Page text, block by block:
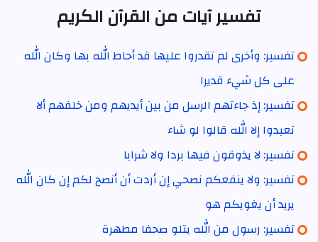
تفسير آيات من القرآن الكريم
تفسير: وأخرى لم تقدروا عليها قد أحاط الله بها وكان الله
على كل شيء قديرا
تفسير: إذ جاءتهم الرسل من بين أيديهم ومن خلفهم ألا
تعبدوا إلا الله قالوا لو شاء
تفسير: لا يذوقون فيها بردا ولا شرابا
تفسير: ولا ينفعكم نصحي إن أردت أن أنصح لكم إن كان الله
يريد أن يغويكم هو
تفسير: رسول من الله يتلو صحفا مطهرة